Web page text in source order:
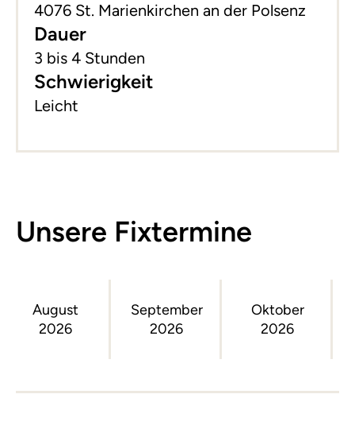
4076 St. Marienkirchen an der Polsenz
Dauer
3 bis 4 Stunden
Schwierigkeit
Leicht
Unsere Fixtermine
August
2026
September
2026
Oktober
2026